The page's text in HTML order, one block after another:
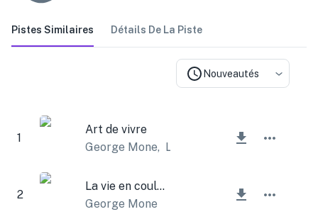
Pistes Similaires Détails De La Piste
Nouveautés
1
Art de vivre
George Mone, Lesfm
2
La vie en couleurs
George Mone